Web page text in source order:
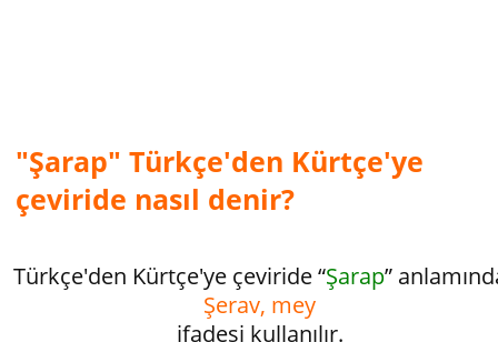
"Şarap" Türkçe'den Kürtçe'ye
çeviride nasıl denir?
Türkçe'den Kürtçe'ye çeviride “Şarap”
Şerav, mey
ifadesi kullanılır.